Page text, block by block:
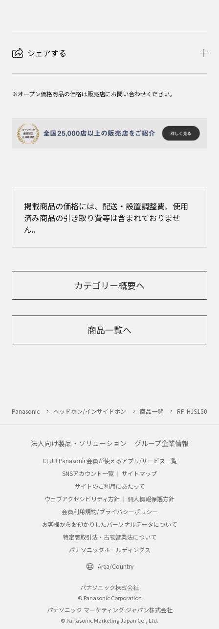
シェアする
※オープン価格商品の価格は販売店にお問い合わせください。
掲載商品の価格には、配送・設置調整費、使用
済み商品の引き取り費等は含まれておりませ
ん。
カテゴリー概要へ
商品一覧へ
Panasonic ヘッドホン/インサイドホン 商品一覧 RP-HJS150
法人向け製品・ソリューション グループ企業情報
CLUB Panasonic会員が使えるアプリ/サービス一覧
SNSアカウント一覧
サイトマップ
サイトのご利用にあたって
ウェブアクセシビリティ方針
個人情報保護方針
会員利用規約/プライバシーポリシー
お客様からお預かりしたパーソナルデータについて
特定商取引法・古物営業法について
パナソニックホールディングス
Area/Country
パナソニック株式会社
© Panasonic Corporation
パナソニック マーケティング ジャパン株式会社
© Panasonic Marketing Japan Co., Ltd.